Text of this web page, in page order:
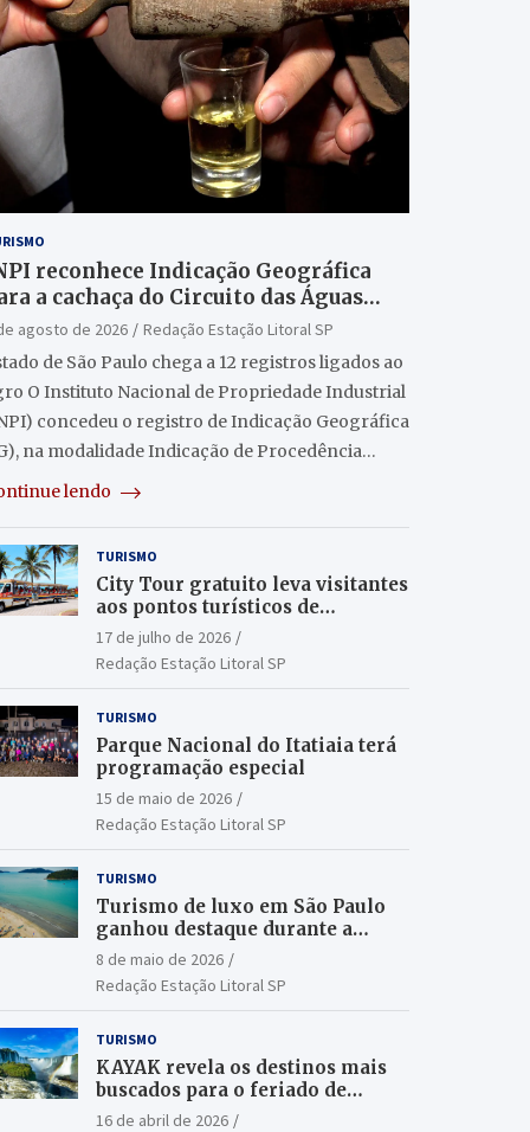
reconhece Indicação Geográfica
a cachaça do Circuito das Águas
agosto de 2026
Redação Estação Litoral SP
de São Paulo chega a 12 registros ligados ao
O Instituto Nacional de Propriedade Industrial
concedeu o registro de Indicação Geográfica
na modalidade Indicação de Procedência…
lendo
TURISMO
City Tour gratuito leva visitantes
aos pontos turísticos de
Itanhaém
17 de julho de 2026
Redação Estação Litoral SP
TURISMO
Parque Nacional do Itatiaia terá
programação especial
15 de maio de 2026
Redação Estação Litoral SP
TURISMO
Turismo de luxo em São Paulo
ganhou destaque durante a
ILTM Latin America 2026
8 de maio de 2026
Redação Estação Litoral SP
TURISMO
KAYAK revela os destinos mais
buscados para o feriado de
Tiradentes
16 de abril de 2026